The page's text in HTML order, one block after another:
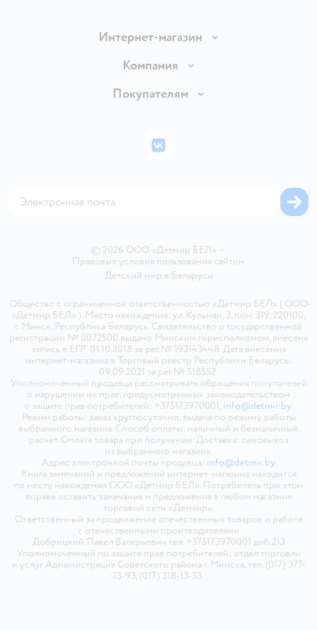
Интернет-магазин
Доставка и оплата
Правила продажи
Политика использования файлов cookie
Компания
Вакансии
Покупателям
Бонусные карты
© 2026 ООО «Детмир БЕЛ» •
Правовые условия пользования сайтом
Детский мир в Беларуси
Общество с ограниченной ответственностью «Детмир БЕЛ» ( ООО
«Детмир БЕЛ» ). Место нахождения: ул. Кульман, 3, пом. 319, 220100,
г. Минск, Республика Беларусь. Свидетельство о государственной
регистрации № 0072500 выдано Минским горисполкомом, внесена
запись в ЕГР 01.10.2018 за рег.№ 193143448. Дата внесения
интернет-магазина в Торговый реестр Республики Беларусь:
09.09.2021 за рег.№ 518552.
Уполномоченный продавца рассматривать обращения покупателей
о нарушении их прав, предусмотренных законодательством
о защите прав потребителей: +375173970001, info@detmir.by.
Режим работы: заказ круглосуточно, выдача по режиму работы
выбранного магазина. Способ оплаты: наличный и безналичный
расчёт. Оплата товара при получении. Доставка: самовывоз
из выбранного магазина.
Адрес электронной почты продавца: info@detmir.by
Книга замечаний и предложений интернет-магазина находится
по месту нахождения ООО «Детмир БЕЛ». Потребитель при этом
вправе оставить замечания и предложения в любом магазине
торговой сети «Детмир».
Ответственный за продвижение отечественных товаров и работе
с отечественными производителями
Добрицкий Павел Валерьевич тел. +375173970001 доб.213
Уполномоченный по защите прав потребителей: отдел торговли
и услуг Администрация Советского района г. Минска, тел. (017) 377-
13-93, (017) 318-13-33.
ВКонтакте